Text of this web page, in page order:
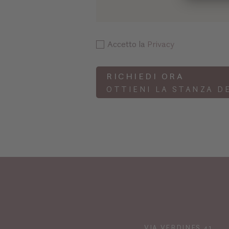
Accetto la Privacy
RICHIEDI ORA
OTTIENI LA STANZA